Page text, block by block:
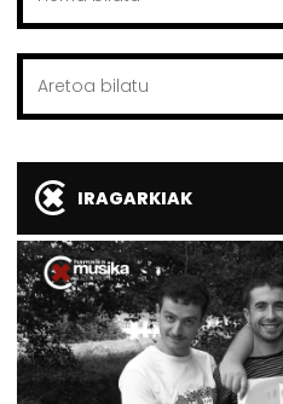
IRAGARKIAK